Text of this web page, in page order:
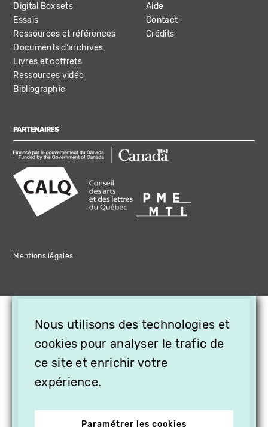
Digital Boxsets
Essais
Ressources et références
Documents d'archives
Livres et coffrets
Ressources vidéo
Bibliographie
Aide
Contact
Crédits
PARTENAIRES
Mentions légales
Nous utilisons des technologies et
cookies pour analyser le trafic de
ce site et enrichir votre
expérience.
Paramétrer les cookies
OFFREZ LA VIDÉO EN
CADEAU, ABONNEZ VOS
PROCHES À VITHÈQUE !